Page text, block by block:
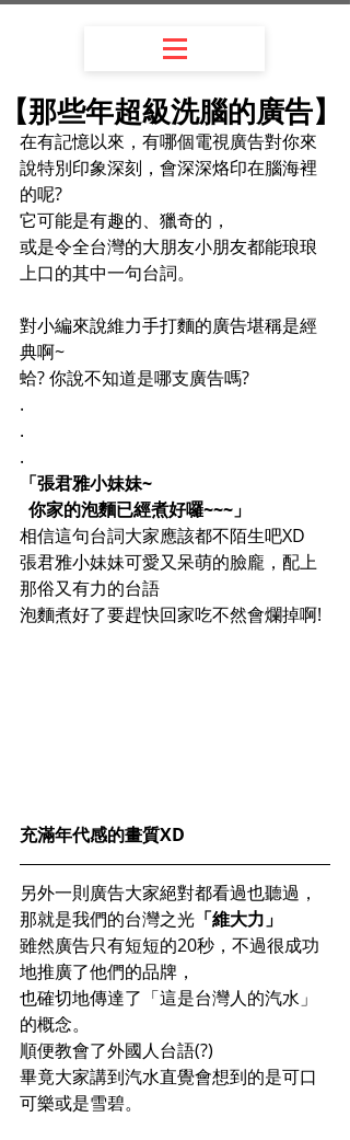
【那些年超級洗腦的廣告】
在有記憶以來，有哪個電視廣告對你來
說特別印象深刻，會深深烙印在腦海裡
的呢?
它可能是有趣的、獵奇的，
或是令全台灣的大朋友小朋友都能琅琅
上口的其中一句台詞。
對小編來說維力手打麵的廣告堪稱是經
典啊~
蛤? 你說不知道是哪支廣告嗎?
.
.
.
「張君雅小妹妹~
  你家的泡麵已經煮好囉~~~」
相信這句台詞大家應該都不陌生吧XD
張君雅小妹妹可愛又呆萌的臉龐，配上
那俗又有力的台語
泡麵煮好了要趕快回家吃不然會爛掉啊!
充滿年代感的畫質XD
另外一則廣告大家絕對都看過也聽過，
那就是我們的台灣之光 「維大力」
雖然廣告只有短短的20秒，不過很成功
地推廣了他們的品牌，
也確切地傳達了「這是台灣人的汽水」
的概念。
順便教會了外國人台語(?)
畢竟大家講到汽水直覺會想到的是可口
可樂或是雪碧。